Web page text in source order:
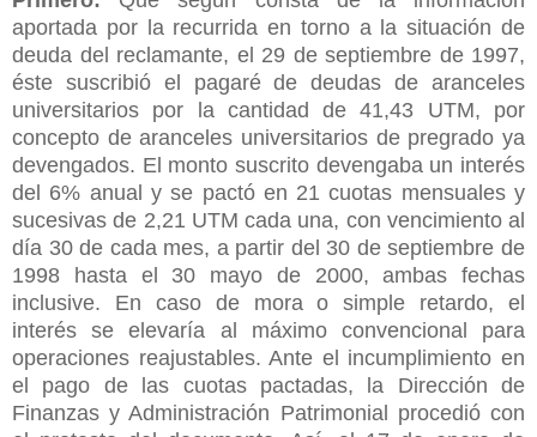
aportada por la recurrida en torno a la situación de
deuda del reclamante, el 29 de septiembre de 1997,
éste suscribió el pagaré de deudas de aranceles
universitarios por la cantidad de 41,43 UTM, por
concepto de aranceles universitarios de pregrado ya
devengados. El monto suscrito devengaba un interés
del 6% anual y se pactó en 21 cuotas mensuales y
sucesivas de 2,21 UTM cada una, con vencimiento al
día 30 de cada mes, a partir del 30 de septiembre de
1998 hasta el 30 mayo de 2000, ambas fechas
inclusive. En caso de mora o simple retardo, el
interés se elevaría al máximo convencional para
operaciones reajustables. Ante el incumplimiento en
el pago de las cuotas pactadas, la Dirección de
Finanzas y Administración Patrimonial procedió con